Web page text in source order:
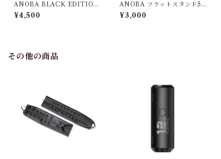
ANOBA BLACK EDITION
マルチダストバケット
¥4,500
ANOBA フラットスタンド50
SUS Ver.
¥3,000
その他の商品